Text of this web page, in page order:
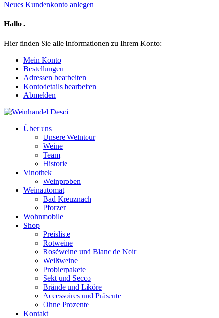
Neues Kundenkonto anlegen
Hallo .
Hier finden Sie alle Informationen zu Ihrem Konto:
Mein Konto
Bestellungen
Adressen bearbeiten
Kontodetails bearbeiten
Abmelden
Über uns
Unsere Weintour
Weine
Team
Historie
Vinothek
Weinproben
Weinautomat
Bad Kreuznach
Pforzen
Wohnmobile
Shop
Preisliste
Rotweine
Roséweine und Blanc de Noir
Weißweine
Probierpakete
Sekt und Secco
Brände und Liköre
Accessoires und Präsente
Ohne Prozente
Kontakt